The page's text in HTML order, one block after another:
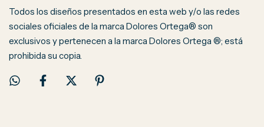
Todos los diseños presentados en esta web y/o las redes
sociales oficiales de la marca Dolores Ortega® son
exclusivos y pertenecen a la marca Dolores Ortega ®; está
prohibida su copia.